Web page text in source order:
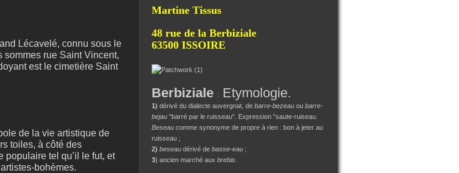
Lécavelé, connu sous le
sommes rue Saint Vincent,
est le cimetière Saint
de la vie artistique de
toiles, à côté des
populaire tel qu’il le fut, et
bohèmes.
Martine Tissus
48 rue de la Berbiziale
63500 ISSOIRE
Berbiziale : Etymologie.
1) dérivé du dialecte auvergnat, de barre-bezeau ou barre-
bejau "barré par le ruisseau". Expression "saute-ruiseau.
Beseau comme synonyme de propre à rien : bon à jeter au
ruisseau ;
2) beseau dérivé de basse-eau ;
3) ancien marché aux brebis.